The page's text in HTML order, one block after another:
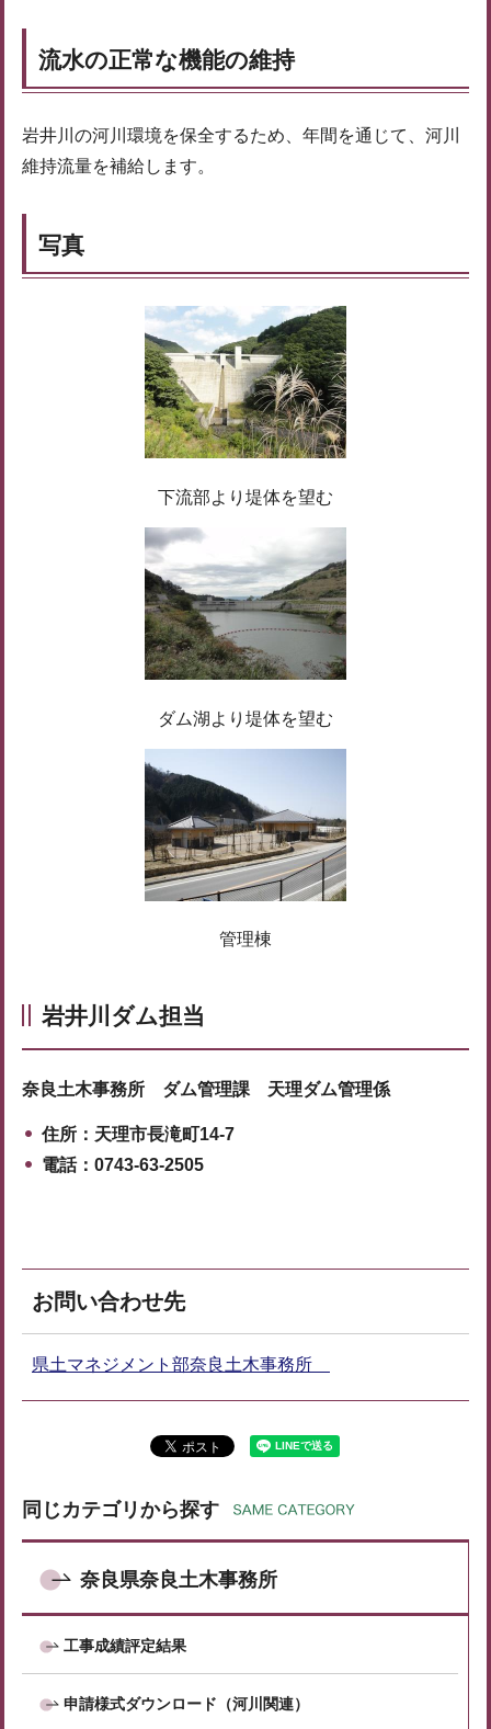
流水の正常な機能の維持
岩井川の河川環境を保全するため、年間を通じて、河川
維持流量を補給します。
写真
下流部より堤体を望む
ダム湖より堤体を望む
管理棟
岩井川ダム担当
奈良土木事務所 ダム管理課 天理ダム管理係
住所：天理市長滝町14-7
電話：0743-63-2505
お問い合わせ先
県土マネジメント部奈良土木事務所
同じカテゴリから探す
奈良県奈良土木事務所
工事成績評定結果
申請様式ダウンロード（河川関連）